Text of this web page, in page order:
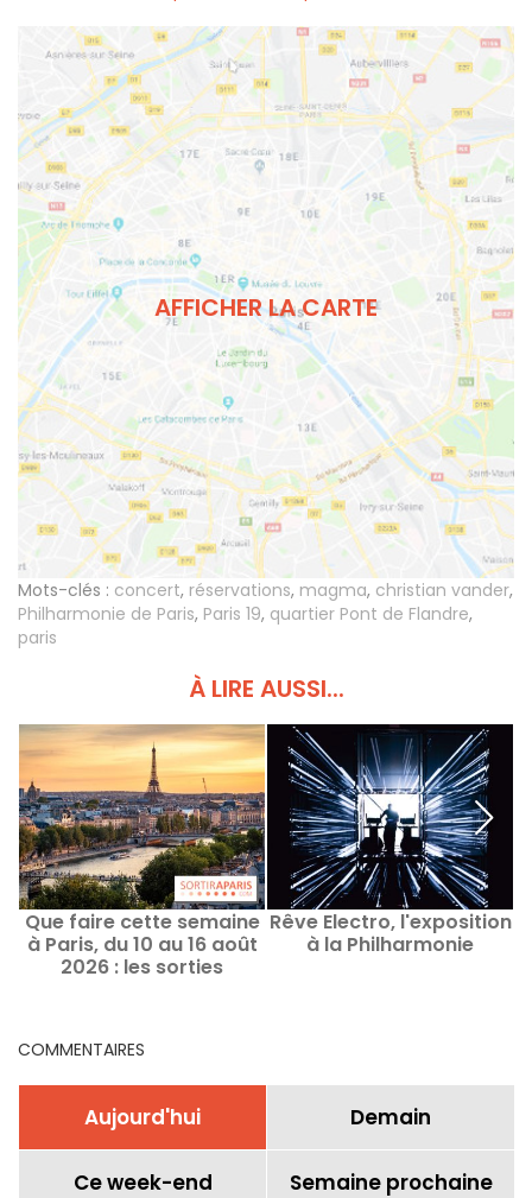
AFFICHER LA CARTE
Mots-clés : concert, réservations, magma, christian vander,
Philharmonie de Paris, Paris 19, quartier Pont de Flandre,
paris
À LIRE AUSSI...
Que faire cette semaine
à Paris, du 10 au 16 août
2026 : les sorties
Rêve Electro, l'exposition
à la Philharmonie
COMMENTAIRES
Aujourd'hui Demain
Ce week-end Semaine prochaine